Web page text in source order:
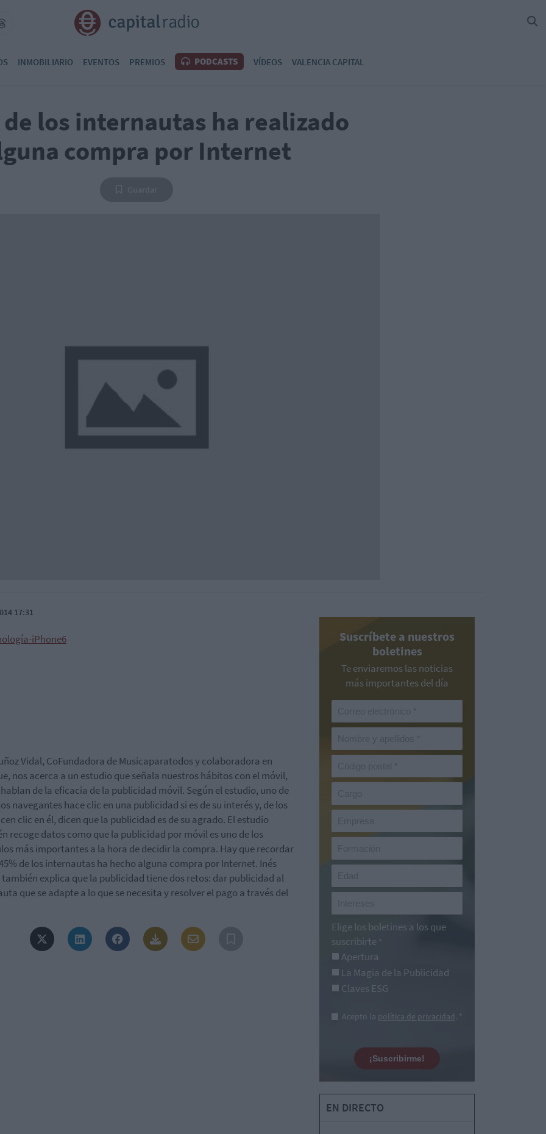
INMOBILIARIO EVENTOS PREMIOS PODCASTS VÍDEOS VALENCIA CAPITAL
de los internautas ha realizado
compra por Internet
17:31
Vidal, CoFundadora de Musicaparatodos y colaboradora en
nos acerca a un estudio que señala nuestros hábitos con el móvil,
de la eficacia de la publicidad móvil. Según el estudio, uno de
navegantes hace clic en una publicidad si es de su interés y, de los
clic en él, dicen que la publicidad es de su agrado. El estudio
recoge datos como que la publicidad por móvil es uno de los
más importantes a la hora de decidir la compra. Hay que recordar
de los internautas ha hecho alguna compra por Internet. Inés
también explica que la publicidad tiene dos retos: dar publicidad al
que se adapte a lo que se necesita y resolver el pago a través del
Suscríbete a nuestros
boletines
Te enviaremos las noticias
más importantes del día
Elige los boletines a los que
suscribirte *
Apertura
La Magia de la Publicidad
Claves ESG
Acepto la política de privacidad. *
¡Suscribirme!
EN DIRECTO